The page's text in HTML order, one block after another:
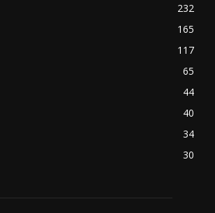
232
165
117
65
44
40
34
30